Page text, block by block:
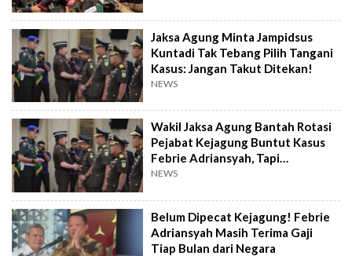
Jaksa Agung Minta Jampidsus
Kuntadi Tak Tebang Pilih Tangani
Kasus: Jangan Takut Ditekan!
NEWS
Wakil Jaksa Agung Bantah Rotasi
Pejabat Kejagung Buntut Kasus
Febrie Adriansyah, Tapi
Penyegaran
NEWS
Belum Dipecat Kejagung! Febrie
Adriansyah Masih Terima Gaji
Tiap Bulan dari Negara